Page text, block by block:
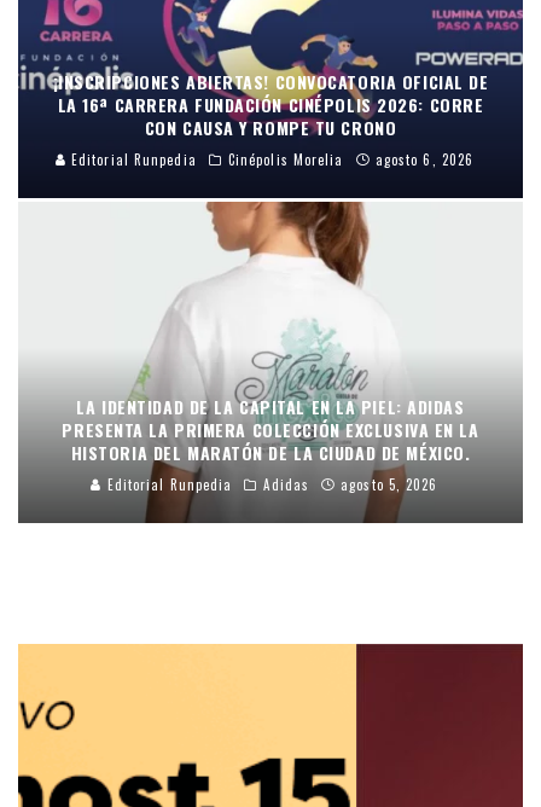
¡INSCRIPCIONES ABIERTAS! CONVOCATORIA OFICIAL DE
LA 16ª CARRERA FUNDACIÓN CINÉPOLIS 2026: CORRE
CON CAUSA Y ROMPE TU CRONO
Editorial Runpedia Cinépolis Morelia agosto 6, 2026
LA IDENTIDAD DE LA CAPITAL EN LA PIEL: ADIDAS
PRESENTA LA PRIMERA COLECCIÓN EXCLUSIVA EN LA
HISTORIA DEL MARATÓN DE LA CIUDAD DE MÉXICO.
Editorial Runpedia Adidas agosto 5, 2026